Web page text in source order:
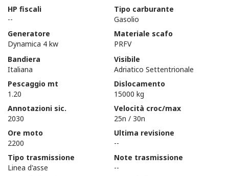
HP fiscali
--
Generatore
Dynamica 4 kw
Tipo carburante
Gasolio
Materiale scafo
PRFV
Bandiera
Italiana
Pescaggio mt
1.20
Annotazioni sic.
2030
Ore moto
2200
Tipo trasmissione
Linea d'asse
Visibile
Adriatico Settentrionale
Dislocamento
15000 kg
Velocità croc/max
25n / 30n
Ultima revisione
--
Note trasmissione
--